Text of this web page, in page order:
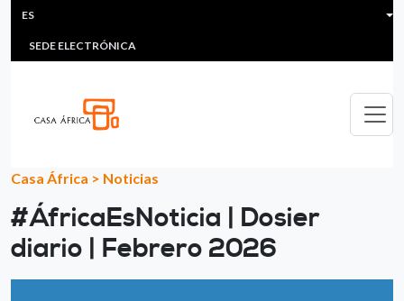
Pasar al contenido principal
HEADER MENU
MULTIMEDIA
SEDE ELECTRÓNICA
ES
Casa África > Noticias
#ÁfricaEsNoticia | Dosier
diario | Febrero 2026